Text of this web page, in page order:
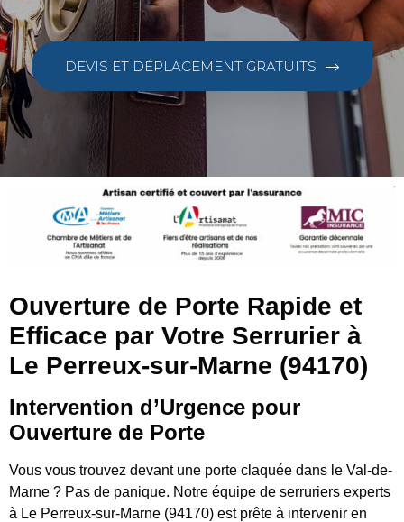
DEVIS ET DÉPLACEMENT GRATUITS
Ouverture de Porte Rapide et
Efficace par Votre Serrurier à
Le Perreux-sur-Marne (94170)
Intervention d’Urgence pour
Ouverture de Porte
Vous vous trouvez devant une porte claquée dans le Val-de-
Marne ? Pas de panique. Notre équipe de serruriers experts
à Le Perreux-sur-Marne (94170) est prête à intervenir en